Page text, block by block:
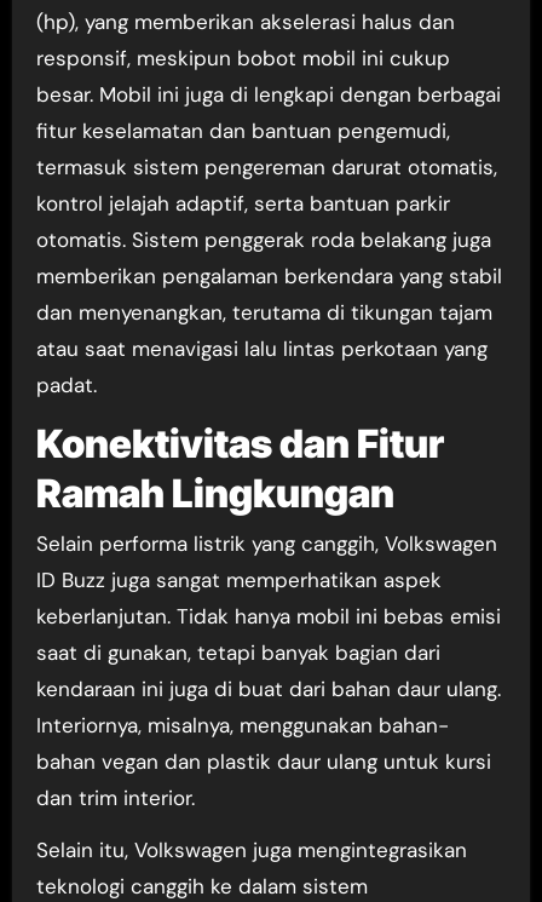
(hp), yang memberikan akselerasi halus dan
responsif, meskipun bobot mobil ini cukup
besar. Mobil ini juga di lengkapi dengan berbagai
fitur keselamatan dan bantuan pengemudi,
termasuk sistem pengereman darurat otomatis,
kontrol jelajah adaptif, serta bantuan parkir
otomatis. Sistem penggerak roda belakang juga
memberikan pengalaman berkendara yang stabil
dan menyenangkan, terutama di tikungan tajam
atau saat menavigasi lalu lintas perkotaan yang
padat.
Konektivitas dan Fitur
Ramah Lingkungan
Selain performa listrik yang canggih, Volkswagen
ID Buzz juga sangat memperhatikan aspek
keberlanjutan. Tidak hanya mobil ini bebas emisi
saat di gunakan, tetapi banyak bagian dari
kendaraan ini juga di buat dari bahan daur ulang.
Interiornya, misalnya, menggunakan bahan-
bahan vegan dan plastik daur ulang untuk kursi
dan trim interior.
Selain itu, Volkswagen juga mengintegrasikan
teknologi canggih ke dalam sistem